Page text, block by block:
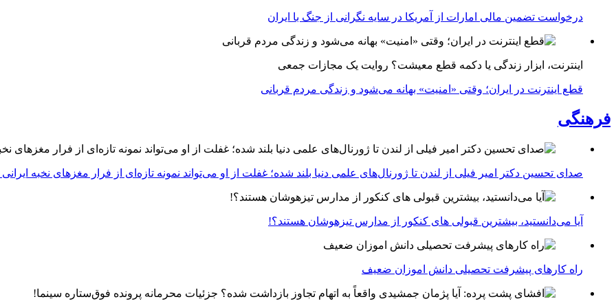
درخواست تضمین مالی امارات از آمریکا در سایه نگرانی از جنگ با ایران
اینترنت، ابزار زندگی یا دکمه قطع معیشت؟ روایت یک مجازات جمعی
قطع اینترنت در ایران؛ وقتی «امنیت» بهانه می‌شود و زندگی مردم قربانی
فرهنگی
صدای تحسین دکتر امیر فیلی از لندن تا ژورنال‌های علمی دنیا بلند شده؛ غفلت از او می‌تواند نمونه تازه‌ای از فرار مغزهای نخبه ایرانی
آیا می‌دانستید، بیشترین قبولی های کنکور از مدارس تیزهوشان هستند؟!
راه کارهای پیشرفت تحصیلی دانش اموزان ضعیف